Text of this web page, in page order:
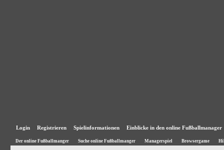
Login Registrieren Spielinformationen Einblicke in den online Fußballmanager
Der online Fußballmanger Suche online Fußballmanger Managerspiel Browsergame